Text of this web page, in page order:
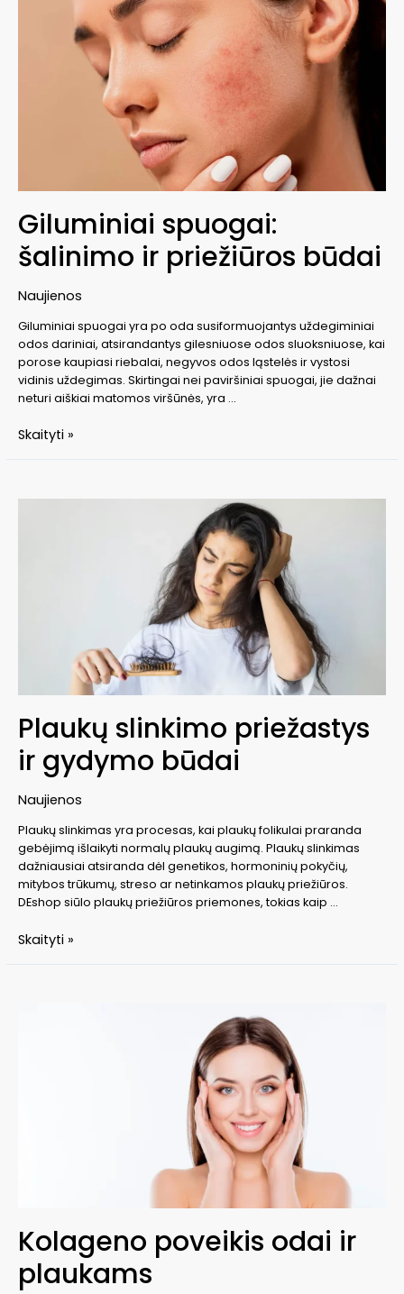
Giluminiai spuogai:
šalinimo ir priežiūros būdai
Naujienos
Giluminiai spuogai yra po oda susiformuojantys uždegiminiai
odos dariniai, atsirandantys gilesniuose odos sluoksniuose, kai
porose kaupiasi riebalai, negyvos odos ląstelės ir vystosi
vidinis uždegimas. Skirtingai nei paviršiniai spuogai, jie dažnai
neturi aiškiai matomos viršūnės, yra …
Giluminiai
Skaityti »
Plaukų slinkimo priežastys
ir gydymo būdai
Naujienos
Plaukų slinkimas yra procesas, kai plaukų folikulai praranda
gebėjimą išlaikyti normalų plaukų augimą. Plaukų slinkimas
dažniausiai atsiranda dėl genetikos, hormoninių pokyčių,
mitybos trūkumų, streso ar netinkamos plaukų priežiūros.
DEshop siūlo plaukų priežiūros priemones, tokias kaip …
Plaukų
Skaityti »
Kolageno poveikis odai ir
plaukams